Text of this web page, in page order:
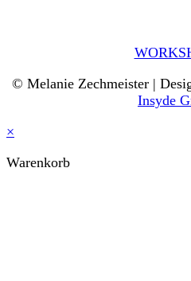
© Melanie Zechmeister |
Insyde
×
Warenkorb